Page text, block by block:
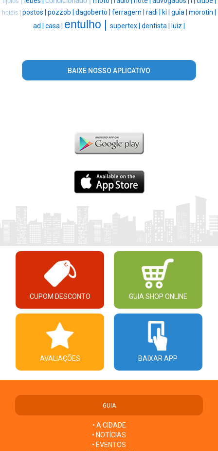
hotéis | postos | pozzob | dagoberto | ferragem | radi | ki | guia | morotin |
ad | casa | entulho | supertex | dentista | luiz |
BAIXE NOSSO APLICATIVO
CUPOM DESCONTO GUIA SHOP ONLINE
AVALIAÇÕES BAIXAR APP
GUIA
• A CIDADE
• NOTÍCIAS
• EVENTOS